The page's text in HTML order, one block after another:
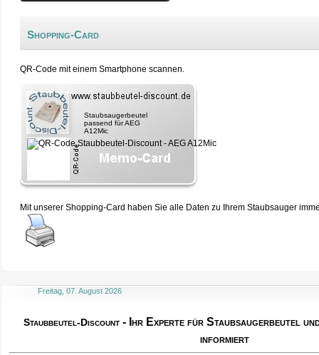
Shopping-Card
QR-Code mit einem Smartphone scannen.
Staubsaugerbeutel
passend für AEG
A12Mic
Mit unserer Shopping-Card haben Sie alle Daten zu Ihrem Staubsauger
Freitag, 07. August 2026
Staubbeutel-Discount - Ihr Experte für Staubsaugerbeutel
informiert